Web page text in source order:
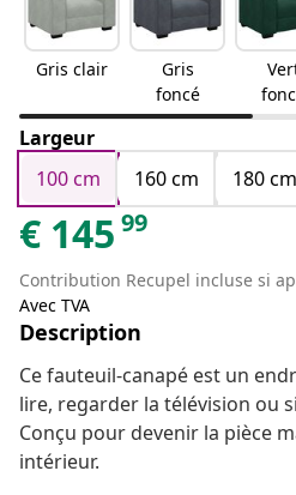
Gris clair
Gris
foncé
Largeur
100 cm
160 cm 180 cm
€ 145 99
Contribution Recupel incluse si
Avec TVA
Description
Ce fauteuil-canapé est un
lire, regarder la télévision ou
Conçu pour devenir la pièce
intérieur.